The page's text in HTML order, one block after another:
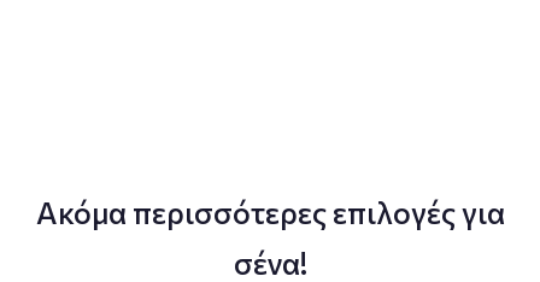
Ακόμα περισσότερες επιλογές για
σένα!